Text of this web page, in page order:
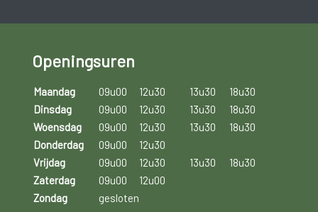
Openingsuren
Maandag 09u00 12u30 13u30
18u30
Dinsdag
09u00 12u30 13u30
18u30
Woensdag
09u00 12u30 13u30
18u30
Donderdag
09u00
12u30
Vrijdag
09u00 12u30 13u30
18u30
Zaterdag
09u00
12u00
Zondag
gesloten